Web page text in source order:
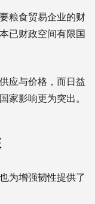
粮食贸易企业的财
已财政空间有限国
应与价格，而日益
家影响更为突出。
为增强韧性提供了